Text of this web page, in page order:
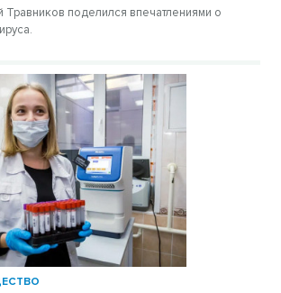
Травников поделился впечатлениями о